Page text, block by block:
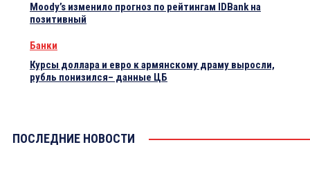
Moody’s изменило прогноз по рейтингам IDBank на
позитивный
Банки
Курсы доллара и евро к армянскому драму выросли,
рубль понизился– данные ЦБ
ПОСЛЕДНИЕ НОВОСТИ